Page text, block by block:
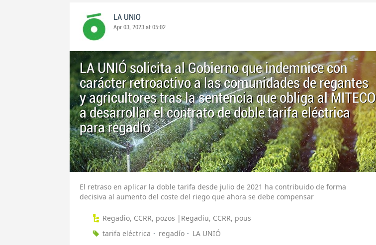
LA UNIO
Apr 03, 2023 at 05:02
LA UNIÓ solicita al Gobierno que indemnice con
carácter retroactivo a las comunidades de regantes
y agricultores tras la sentencia que obliga al MITECO
a desarrollar el contrato de doble tarifa eléctrica
para regadío
El retraso en aplicar la doble tarifa desde julio de 2021 ha contribuido de forma
decisiva al aumento del coste del riego que ahora se debe compensar
Regadio, CCRR, pozos |Regadiu, CCRR, pous
tarifa eléctrica
regadío LA UNIÓ